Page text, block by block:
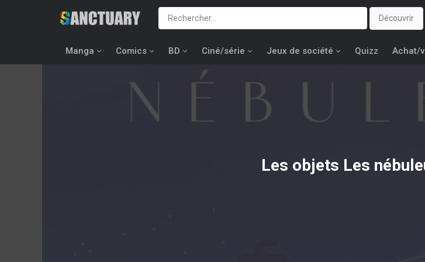
Découvrir
Manga Comics BD Ciné/série Jeux de société Quizz Achat/
Les objets Les